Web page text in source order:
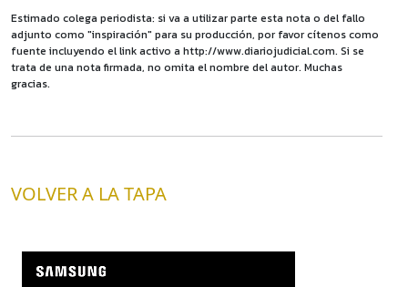
Estimado colega periodista: si va a utilizar parte esta nota o del fallo
adjunto como "inspiración" para su producción, por favor cítenos como
fuente incluyendo el link activo a http://www.diariojudicial.com. Si se
trata de una nota firmada, no omita el nombre del autor. Muchas
gracias.
VOLVER A LA TAPA